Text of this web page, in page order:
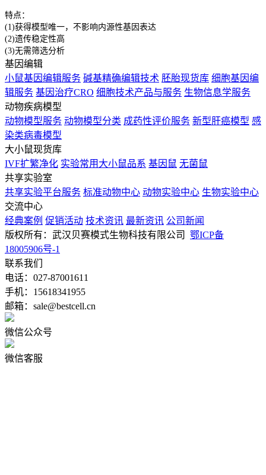
特点：
(1)获得模型唯一，不影响内源性基因表达
(2)遗传稳定性高
(3)无需筛选分析
基因编辑
小鼠基因编辑服务 碱基精确编辑技术 胚胎现货库 细胞基因编
辑服务 基因治疗CRO 细胞技术产品与服务 生物信息学服务
动物疾病模型
动物模型服务 动物模型分类 成药性评价服务 新型肝癌模型 感
染类病毒模型
大小鼠现货库
IVF扩繁净化 实验常用大小鼠品系 基因鼠 无菌鼠
共享实验室
共享实验平台服务 标准动物中心 动物实验中心 生物实验中心
交流中心
经典案例 促销活动 技术资讯 最新资讯 公司新闻
版权所有：武汉贝赛模式生物科技有限公司 鄂ICP备
18005906号-1
联系我们
电话：027-87001611
手机：15618341955
邮箱：sale@bestcell.cn
微信公众号
微信客服